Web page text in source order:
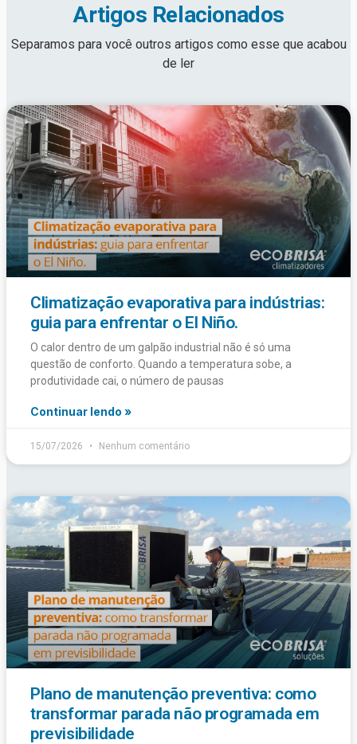
Artigos Relacionados
Separamos para você outros artigos como esse que acabou
de ler
Climatização evaporativa para indústrias:
guia para enfrentar o El Niño.
O calor dentro de um galpão industrial não é só uma
questão de conforto. Quando a temperatura sobe, a
produtividade cai, o número de pausas
Continuar lendo »
15/07/2026 Nenhum comentário
Plano de manutenção preventiva: como
transformar parada não programada em
previsibilidade